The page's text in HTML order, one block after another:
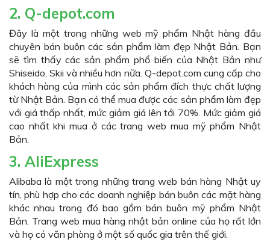
2. Q-depot.com
Đây là một trong những web mỹ phẩm Nhật hàng đầu
chuyên bán buôn các sản phẩm làm đẹp Nhật Bản. Bạn
sẽ tìm thấy các sản phẩm phổ biến của Nhật Bản như
Shiseido, Skii và nhiều hơn nữa. Q-depot.com cung cấp cho
khách hàng của mình các sản phẩm đích thực chất lượng
từ Nhật Bản. Bạn có thể mua được các sản phẩm làm đẹp
với giá thấp nhất, mức giảm giá lên tới 70%. Mức giảm giá
cao nhất khi mua ở các trang web mua mỹ phẩm Nhật
Bản.
3. AliExpress
Alibaba là một trong những trang web bán hàng Nhật uy
tín, phù hợp cho các doanh nghiệp bán buôn các mặt hàng
khác nhau trong đó bao gồm bán buôn mỹ phẩm Nhật
Bản. Trang web mua hàng nhật bản online của họ rất lớn
và họ có văn phòng ở một số quốc gia trên thế giới.